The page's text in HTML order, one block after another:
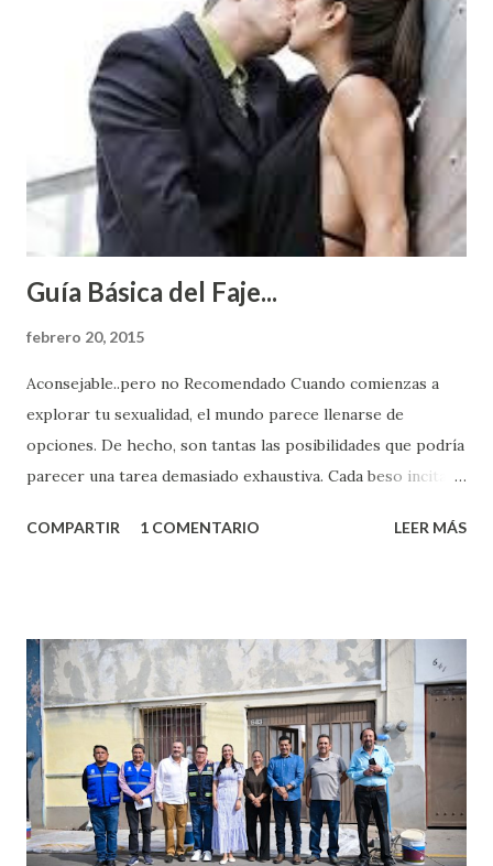
Guía Básica del Faje...
febrero 20, 2015
Aconsejable..pero no Recomendado Cuando comienzas a
explorar tu sexualidad, el mundo parece llenarse de
opciones. De hecho, son tantas las posibilidades que podría
parecer una tarea demasiado exhaustiva. Cada beso incita
partes de ti que jamás hubieras imaginado. El problema es
conoces ni la mitad de lo que deberías saber. Pero incluso
quienes ya han tenido relaciones sexuales no son expertos
o expertas en el tema. Siempre hay algo nuevo que
aprender y nuevas experiencias que conocer. Si eres una
chica y aún no has tenido relaciones sexuales, tal vez
pienses que el sexo será increíble y no puedas esperar para
experimentarlo, pero como cualquier persona con
COMPARTIR 1 COMENTARIO LEER MÁS